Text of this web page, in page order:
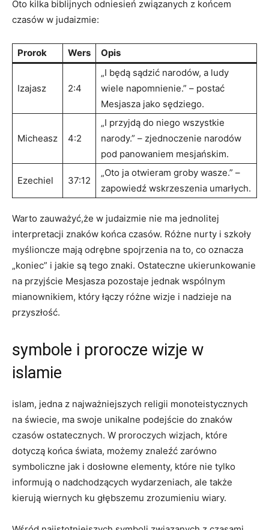
Oto kilka biblijnych ‍odniesień związanych ⁢z końcem
czasów ⁤w judaizmie:
Prorok Wers Opis
Izajasz 2:4
„I będą sądzić⁤ narodów, a⁤ ludy
wiele napomnienie.” –​ postać
Mesjasza jako⁣ sędziego.
Micheasz 4:2
„I przyjdą⁢ do niego wszystkie
narody.”⁤ – zjednoczenie narodów⁤
pod⁣ panowaniem mesjańskim.
Ezechiel 37:12
„Oto⁤ ja ⁢otwieram ​groby wasze.” –
zapowiedź wskrzeszenia ⁤umarłych.
Warto⁣ zauważyć,że w ⁣judaizmie nie ma jednolitej
interpretacji znaków końca czasów. Różne nurty i szkoły
myślioncze mają odrębne spojrzenia na to, ⁣co oznacza
„koniec”‍ i jakie są tego znaki. ⁤Ostateczne ukierunkowanie
na przyjście Mesjasza‌ pozostaje jednak ‌wspólnym
⁤mianownikiem, który łączy różne wizje i nadzieje ‌na
przyszłość.
symbole i prorocze ‌wizje⁣ w
islamie
islam, ⁣jedna z najważniejszych ‍religii monoteistycznych
na ​świecie, ma swoje unikalne podejście ⁣do znaków
czasów ostatecznych. W proroczych wizjach, które‌
dotyczą końca‌ świata, możemy znaleźć​ zarówno​
symboliczne jak i dosłowne‍ elementy, które⁢ nie tylko
⁢informują ⁤o nadchodzących wydarzeniach, ale także
kierują wiernych ku głębszemu ‍zrozumieniu wiary.